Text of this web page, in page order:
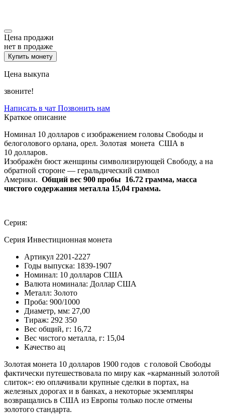
Цена продажи
нет в продаже
Купить монету
Цена выкупа
звоните!
Написать в чат Позвонить нам
Краткое описание
Номинал 10 долларов с изображением головы Свободы и
белоголового орлана, орел. Золотая монета США в
10 долларов.
Изображён бюст женщины символизирующей Свободу, а на
обратной стороне — геральдический символ
Америки. Общий вес 900 пробы 16.72 грамма, масса
чистого содержания металла 15,04 грамма.
Серия:
Серия Инвестиционная монета
Артикул 2201-2227
Годы выпуска: 1839-1907
Номинал: 10 долларов США
Валюта номинала: Доллар США
Металл: Золото
Проба: 900/1000
Диаметр, мм: 27,00
Тираж: 292 350
Вес общий, г: 16,72
Вес чистого металла, г: 15,04
Качество ац
Золотая монета 10 долларов 1900 годов с головой Свободы
фактически путешествовала по миру как «карманный золотой
слиток»: ею оплачивали крупные сделки в портах, на
железных дорогах и в банках, а некоторые экземпляры
возвращались в США из Европы только после отмены
золотого стандарта.